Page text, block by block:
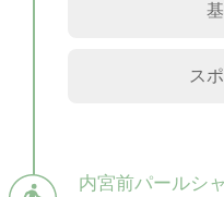
ス
内宮前パールシ